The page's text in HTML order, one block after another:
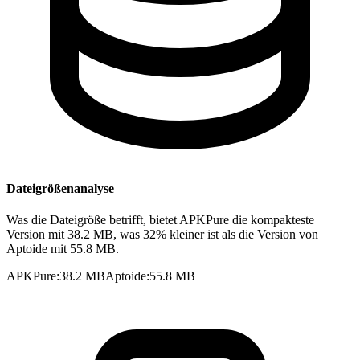
Dateigrößenanalyse
Was die Dateigröße betrifft, bietet APKPure die kompakteste
Version mit 38.2 MB, was 32% kleiner ist als die Version von
Aptoide mit 55.8 MB.
APKPure:38.2 MBAptoide:55.8 MB